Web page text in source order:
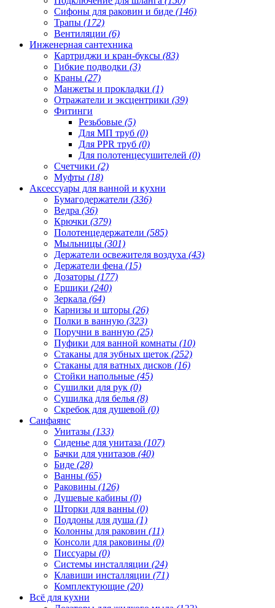
Сифоны для раковин и биде (146)
Трапы (172)
Вентиляции (6)
Инженерная сантехника
Картриджи и кран-буксы (83)
Гибкие подводки (3)
Краны (27)
Манжеты и прокладки (1)
Отражатели и эксцентрики (39)
Фитинги
Резьбовые (5)
Для МП труб (0)
Для PPR труб (0)
Для полотенцесушителей (0)
Счетчики (2)
Муфты (18)
Аксессуары для ванной и кухни
Бумагодержатели (336)
Ведра (36)
Крючки (379)
Полотенцедержатели (585)
Мыльницы (301)
Держатели освежителя воздуха (43)
Держатели фена (15)
Дозаторы (177)
Ершики (240)
Зеркала (64)
Карнизы и шторы (26)
Полки в ванную (323)
Поручни в ванную (25)
Пуфики для ванной комнаты (10)
Стаканы для зубных щеток (252)
Стаканы для ватных дисков (16)
Стойки напольные (45)
Сушилки для рук (0)
Сушилка для белья (8)
Скребок для душевой (0)
Санфаянс
Унитазы (133)
Сиденье для унитаза (107)
Бачки для унитазов (40)
Биде (28)
Ванны (65)
Раковины (126)
Душевые кабины (0)
Шторки для ванны (0)
Поддоны для душа (1)
Колонны для раковин (11)
Консоли для раковины (0)
Писсуары (0)
Системы инсталляции (24)
Клавиши инсталляции (71)
Комплектующие (20)
Всё для кухни